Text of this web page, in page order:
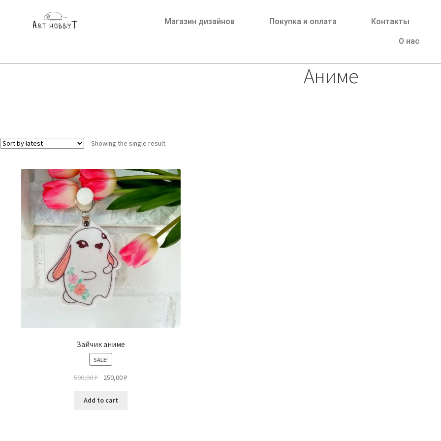
Магазин дизайнов Покупка и оплата Контакты
О нас
Аниме
Showing the single result
Зайчик аниме
SALE!
500,00₽ 250,00₽
Add to cart